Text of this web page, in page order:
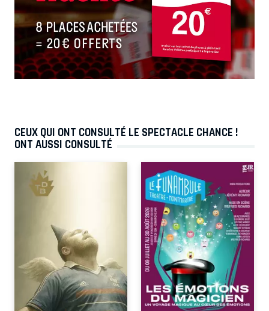
CEUX QUI ONT CONSULTÉ LE SPECTACLE CHANCE !
ONT AUSSI CONSULTÉ